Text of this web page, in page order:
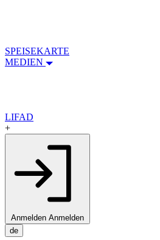
SPEISEKARTE
MEDIEN
LIFAD
+
Anmelden Anmelden
de